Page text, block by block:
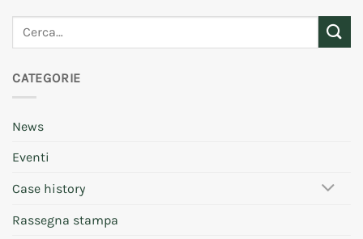
CATEGORIE
News
Eventi
Case history
Rassegna stampa